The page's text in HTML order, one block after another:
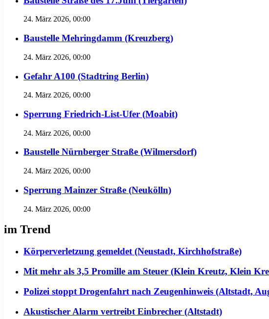
24. März 2026, 00:00
Baustelle Mehringdamm (Kreuzberg)
24. März 2026, 00:00
Gefahr A100 (Stadtring Berlin)
24. März 2026, 00:00
Sperrung Friedrich-List-Ufer (Moabit)
24. März 2026, 00:00
Baustelle Nürnberger Straße (Wilmersdorf)
24. März 2026, 00:00
Sperrung Mainzer Straße (Neukölln)
24. März 2026, 00:00
im Trend
Körperverletzung gemeldet (Neustadt, Kirchhofstraße)
Mit mehr als 3,5 Promille am Steuer (Klein Kreutz, Klein
Polizei stoppt Drogenfahrt nach Zeugenhinweis (Altstadt,
Akustischer Alarm vertreibt Einbrecher (Altstadt)